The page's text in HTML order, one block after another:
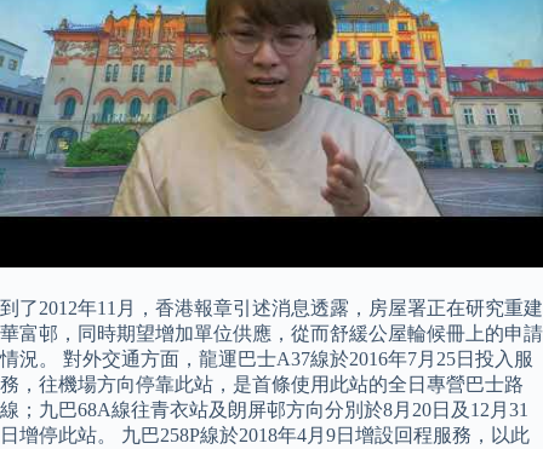
到了2012年11月，香港報章引述消息透露，房屋署正在研究重建
華富邨，同時期望增加單位供應，從而舒緩公屋輪候冊上的申請
情況。 對外交通方面，龍運巴士A37線於2016年7月25日投入服
務，往機場方向停靠此站，是首條使用此站的全日專營巴士路
線；九巴68A線往青衣站及朗屏邨方向分別於8月20日及12月31
日增停此站。 九巴258P線於2018年4月9日增設回程服務，以此